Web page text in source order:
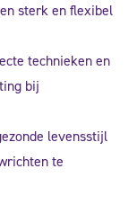
sterk en flexibel
technieken en
bij
levensstijl
te